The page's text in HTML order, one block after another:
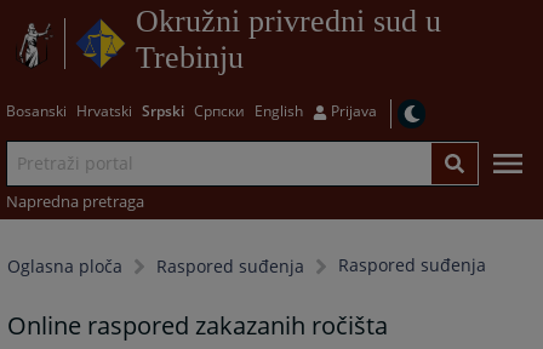
Okružni privredni sud u
Trebinju
Bosanski Hrvatski Srpski Српски English Prijava
Napredna pretraga
Oglasna ploča Raspored suđenja Raspored suđenja
Online raspored zakazanih ročišta